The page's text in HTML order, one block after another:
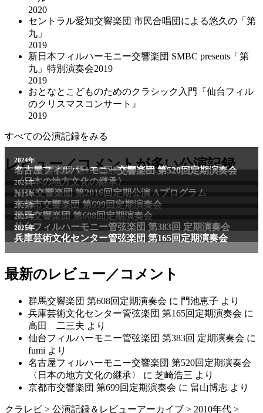
2020
セントラル愛知交響楽団 市民合唱団による悠久の「第
九」
2019
新日本フィルハーモニー交響楽団 SMBC presents「第
九」特別演奏会2019
2019
おとなとこどものためのクラシック入門『仙台フィル
のクリスマスコンサート』
2019
すべての公演記録をみる
レビュー／コメントが多い公演記録
2011年
NHK交響楽団 第1706回定期公演Aプログラム
2024年
名古屋フィルハーモニー交響楽団 第520回定期演奏会
〈日本の地方文化の継承〉
2024年
NHK交響楽団 第2016回定期公演 Aプログラム
2025年
京都市交響楽団 第699回定期演奏会
2025年
群馬交響楽団 第608回定期演奏会
2025年
仙台フィルハーモニー管弦楽団 第383回 定期演奏会
2025年
兵庫芸術文化センター管弦楽団 第165回定期演奏会
最新のレビュー／コメント
群馬交響楽団 第608回定期演奏会 に 門池恵子 より
兵庫芸術文化センター管弦楽団 第165回定期演奏会 に
高田 二三夫 より
仙台フィルハーモニー管弦楽団 第383回 定期演奏会 に
fumi より
名古屋フィルハーモニー交響楽団 第520回定期演奏会
〈日本の地方文化の継承〉
に 芝崎浩三 より
京都市交響楽団 第699回定期演奏会 に 畠山博志 より
クラレビ > 公演記録＆レビューアーカイブ > 2010年代 >